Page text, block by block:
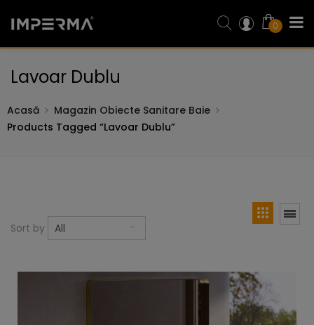
0
Lavoar Dublu
Acasă
Magazin Obiecte Sanitare Baie
Products Tagged “lavoar Dublu”
Sort by All